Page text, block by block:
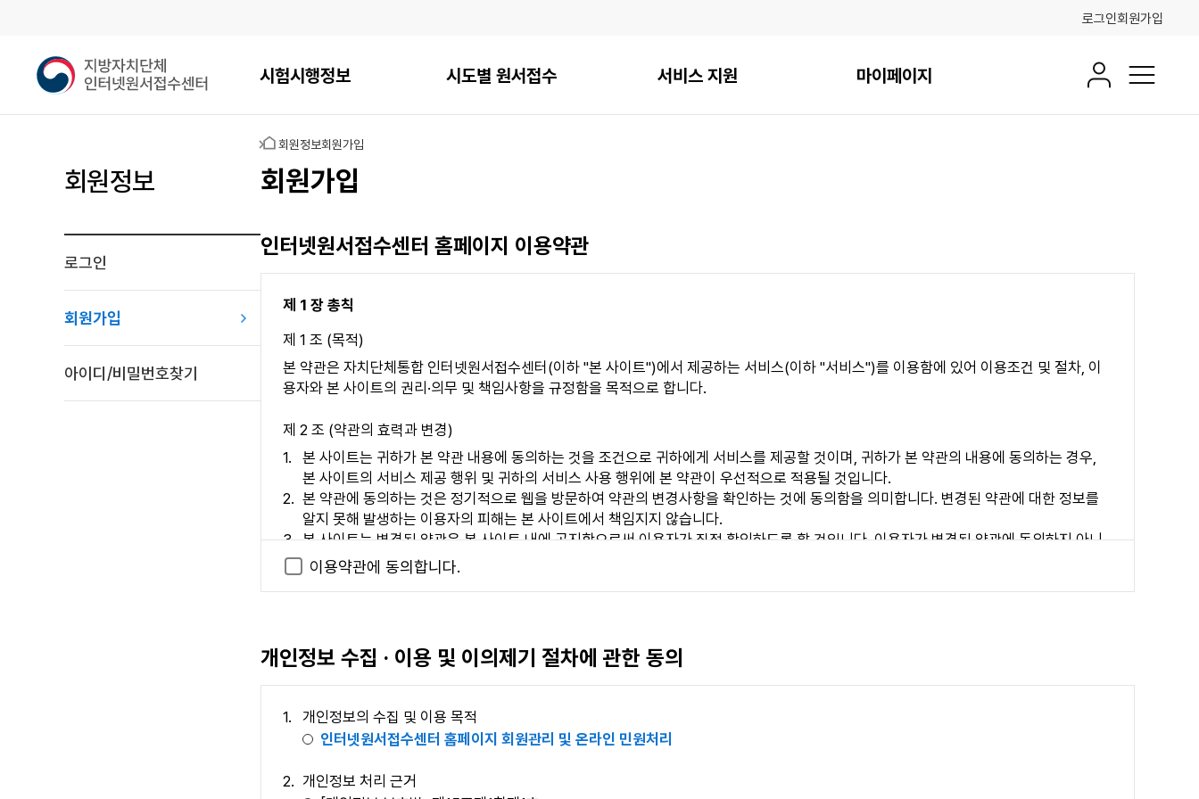
로그인회원가입
지
방
메인메뉴
시험시행정보 시도별 원서접수 서비스 지원 마이페이지 회원정보전체메뉴
회원정보
로그인
회원가입
아이디/비밀번호찾기
홈 회원정보회원가입
회원가입
인터넷원서접수센터 홈페이지 이용약관
제 1 장 총칙
제 1 조 (목적)
본 약관은 자치단체통합 인터넷원서접수센터(이하 "본 사이트")에서 제공하는 서비스(이하 "서비스")를 이용함에 있어 이용조건 및 절차, 이
용자와 본 사이트의 권리·의무 및 책임사항을 규정함을 목적으로 합니다.
제 2 조 (약관의 효력과 변경)
본 사이트는 귀하가 본 약관 내용에 동의하는 것을 조건으로 귀하에게 서비스를 제공할 것이며, 귀하가 본 약관의 내용에 동의하는 경우,
본 사이트의 서비스 제공 행위 및 귀하의 서비스 사용 행위에 본 약관이 우선적으로 적용될 것입니다.
본 약관에 동의하는 것은 정기적으로 웹을 방문하여 약관의 변경사항을 확인하는 것에 동의함을 의미합니다. 변경된 약관에 대한 정보를
알지 못해 발생하는 이용자의 피해는 본 사이트에서 책임지지 않습니다.
본 사이트는 변경된 약관은 본 사이트 내에 공지함으로써 이용자가 직접 확인하도록 할 것입니다. 이용자가 변경된 약관에 동의하지 아니
하는 경우, 이용자는 본인의 회원등록을 취소(개인정보 삭제)할 수 있으며, 계속 사용의 경우는 약관 변경에 대한 동의로 간주됩니다. 변경
이용자란 본 사이트 서비스 페이지에 접속하여 본 약관에 따라 회원으로 가입하고, 본 사이트가 제공하는 서비스를 받는 자를 말합니다.
제 2 장 서비스 제공 및 이용
이용계약은 이용자가 본 이용약관 내용에 대한 동의와 이용신청에 대하여 본 사이트의 이용승낙으로 성립합니다.
이용약관에 동의합니다.
개인정보 수집 · 이용 및 이의제기 절차에 관한 동의
개인정보의 수집 및 이용 목적
인터넷원서접수센터 홈페이지 회원관리 및 온라인 민원처리
개인정보 처리 근거